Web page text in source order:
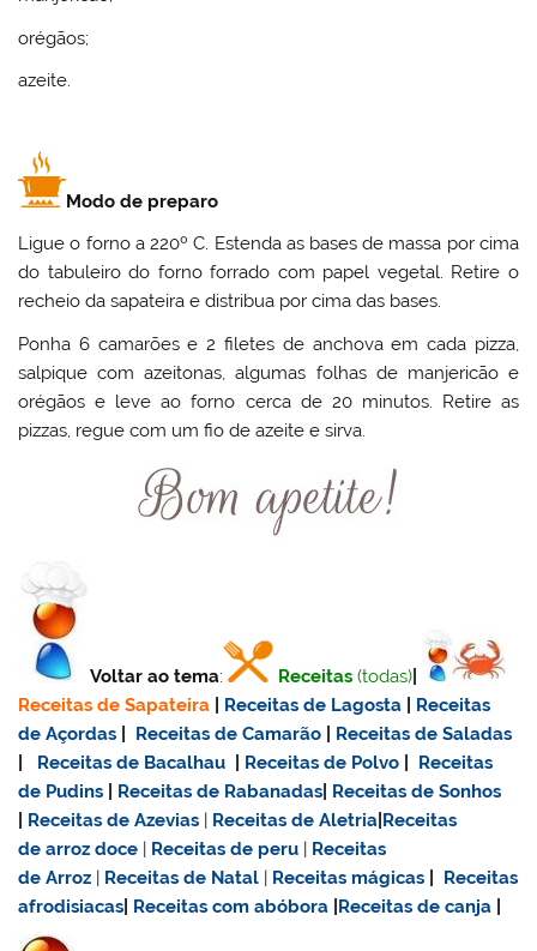
orégãos;
azeite.
Modo de preparo
Ligue o forno a 220º C. Estenda as bases de massa por cima
do tabuleiro do forno forrado com papel vegetal. Retire o
recheio da sapateira e distribua por cima das bases.
Ponha 6 camarões e 2 filetes de anchova em cada pizza,
salpique com azeitonas, algumas folhas de manjericão e
orégãos e leve ao forno cerca de 20 minutos. Retire as
pizzas, regue com um fio de azeite e sirva.
Voltar ao tema: Receitas (todas)
Receitas de Sapateira
Receitas de Lagosta
Receitas
de Açordas
Receitas de Camarão
Receitas de Saladas
Receitas de Bacalhau Receitas de Polvo
Receitas
de Pudins
Receitas de Rabanadas Receitas de Sonhos
Receitas de Azevias | Receitas de Aletria Receitas
dearroz doce | Receitas de peru | Receitas
de Arroz | Receitas de Natal | Receitas mágicas
Receitas
afrodisiacas Receitas com abóbora Receitas de canja